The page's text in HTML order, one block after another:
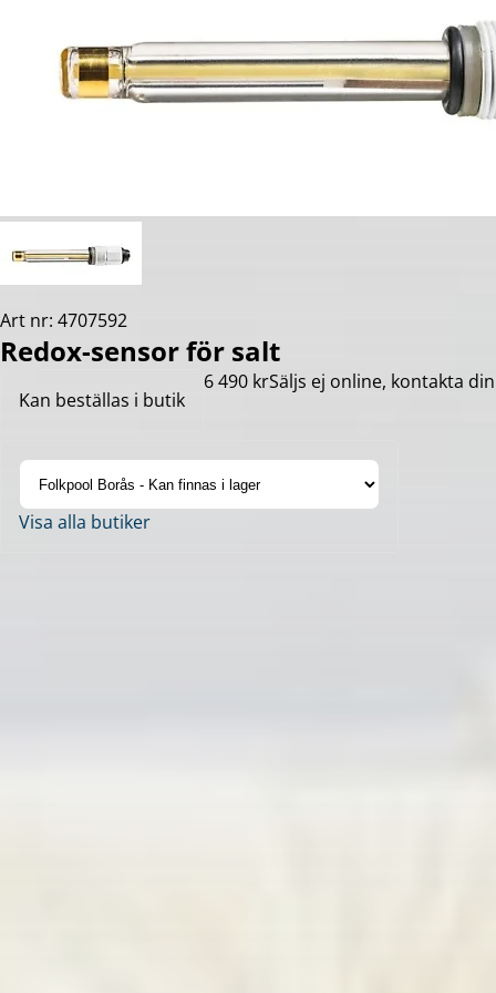
Art nr: 4707592
Redox-sensor för salt
Kan beställas i butik
6 490 krSäljs ej online, kontakta
Visa alla butiker